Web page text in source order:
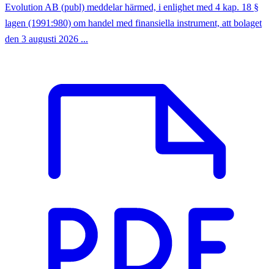
Evolution AB (publ) meddelar härmed, i enlighet med 4 kap. 18 §
lagen (1991:980) om handel med finansiella instrument, att bolaget
den 3 augusti 2026 ...